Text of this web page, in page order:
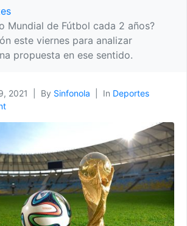
Mundial de Fútbol cada 2 años?
este viernes para analizar
propuesta en ese sentido.
2021 By Sinfonola In Deportes